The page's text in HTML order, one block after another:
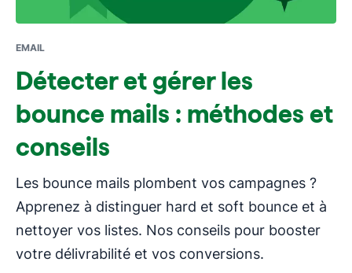
EMAIL
Détecter et gérer les
bounce mails : méthodes et
conseils
Les bounce mails plombent vos campagnes ?
Apprenez à distinguer hard et soft bounce et à
nettoyer vos listes. Nos conseils pour booster
votre délivrabilité et vos conversions.